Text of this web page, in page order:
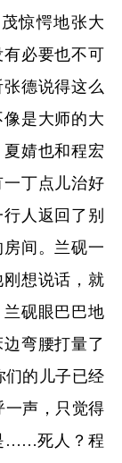
惊愕地张大
必要也不可
德说得这么
是大师的大
婧也和程宏
丁点儿治好
人返回了别
间。兰砚一
想说话，就
砚眼巴巴地
弯腰打量了
们的儿子已经
一声，只觉得
……死人？程